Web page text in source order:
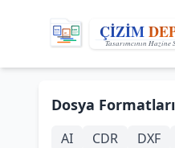
Dosya Formatları
AI CDR DXF